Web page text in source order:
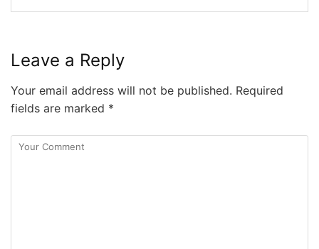
Leave a Reply
Your email address will not be published. Required
fields are marked *